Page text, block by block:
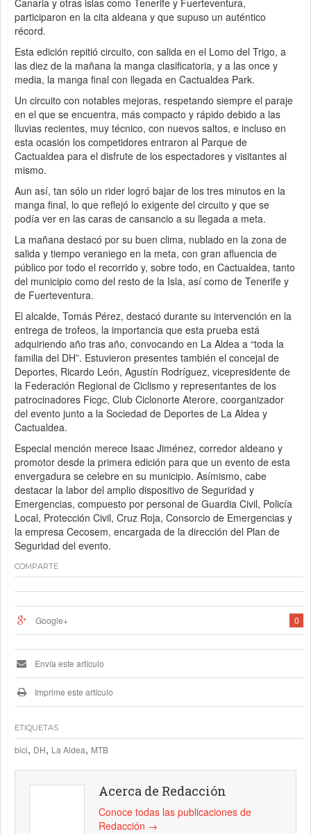
Canaria y otras islas como Tenerife y Fuerteventura,
participaron en la cita aldeana y que supuso un auténtico
récord.
Esta edición repitió circuito, con salida en el Lomo del Trigo, a
las diez de la mañana la manga clasificatoria, y a las once y
media, la manga final con llegada en Cactualdea Park.
Un circuito con notables mejoras, respetando siempre el paraje
en el que se encuentra, más compacto y rápido debido a las
lluvias recientes, muy técnico, con nuevos saltos, e incluso en
esta ocasión los competidores entraron al Parque de
Cactualdea para el disfrute de los espectadores y visitantes al
mismo.
Aun así, tan sólo un rider logró bajar de los tres minutos en la
manga final, lo que reflejó lo exigente del circuito y que se
podía ver en las caras de cansancio a su llegada a meta.
La mañana destacó por su buen clima, nublado en la zona de
salida y tiempo veraniego en la meta, con gran afluencia de
público por todo el recorrido y, sobre todo, en Cactualdea, tanto
del municipio como del resto de la Isla, así como de Tenerife y
de Fuerteventura.
El alcalde, Tomás Pérez, destacó durante su intervención en la
entrega de trofeos, la importancia que esta prueba está
adquiriendo año tras año, convocando en La Aldea a “toda la
familia del DH”. Estuvieron presentes también el concejal de
Deportes, Ricardo León, Agustín Rodríguez, vicepresidente de
la Federación Regional de Ciclismo y representantes de los
patrocinadores Ficgc, Club Ciclonorte Aterore, coorganizador
del evento junto a la Sociedad de Deportes de La Aldea y
Cactualdea.
Especial mención merece Isaac Jiménez, corredor aldeano y
promotor desde la primera edición para que un evento de esta
envergadura se celebre en su municipio. Asímismo, cabe
destacar la labor del amplio dispositivo de Seguridad y
Emergencias, compuesto por personal de Guardia Civil, Policía
Local, Protección Civil, Cruz Roja, Consorcio de Emergencias y
la empresa Cecosem, encargada de la dirección del Plan de
Seguridad del evento.
COMPARTE
0
Google+
Envía este artículo
Imprime este artículo
ETIQUETAS
bici, DH, La Aldea, MTB
Acerca de Redacción
Conoce todas las publicaciones de
Redacción →